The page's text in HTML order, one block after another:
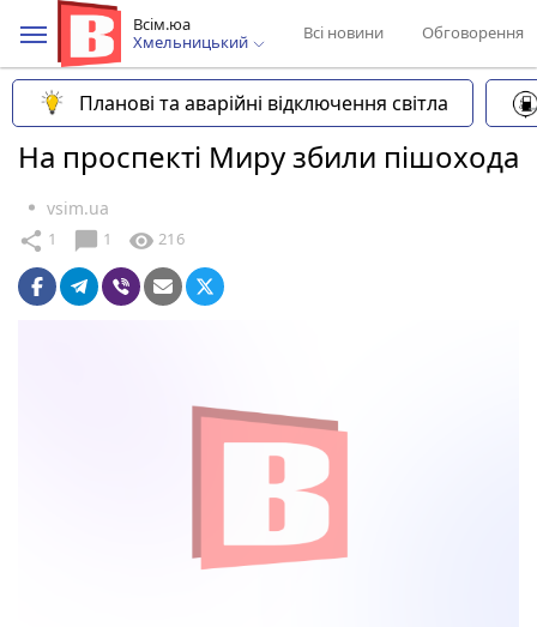
Всім.юа
Хмельницький
Всі новини Обговорення
Планові та аварійні відключення світла
На проспекті Миру збили пішохода
vsim.ua
share 1 chat_bubble 1 visibility 216